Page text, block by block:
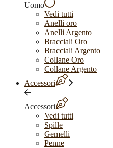
Uomo
Vedi tutti
Anelli oro
Anelli Argento
Bracciali Oro
Bracciali Argento
Collane Oro
Collane Argento
Accessori
Accessori
Vedi tutti
Spille
Gemelli
Penne